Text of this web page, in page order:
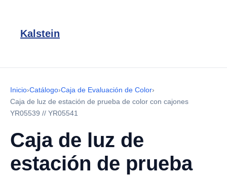
Kalstein
Inicio›Catálogo›Caja de Evaluación de Color›
Caja de luz de estación de prueba de color con cajones
YR05539 // YR05541
Caja de luz de
estación de prueba